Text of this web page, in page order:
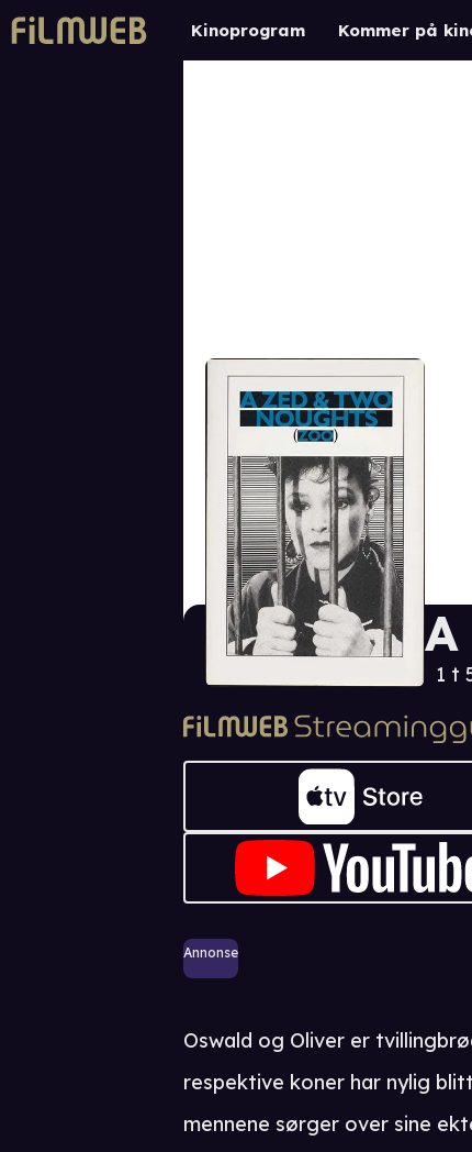
Kinoprogram Kommer på
1 t
Annonse
Oswald og Oliver er
respektive koner har nylig
mennene sørger over sine